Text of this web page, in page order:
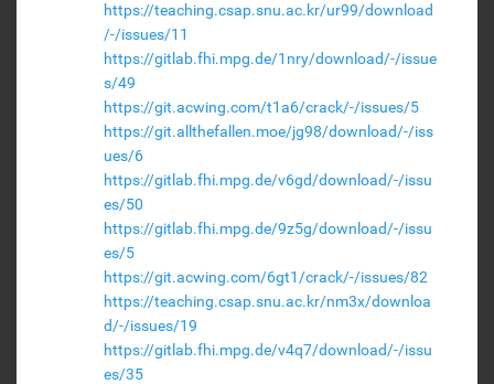
https://teaching.csap.snu.ac.kr/ur99/download
/-/issues/11
https://gitlab.fhi.mpg.de/1nry/download/-/issue
s/49
https://git.acwing.com/t1a6/crack/-/issues/5
https://git.allthefallen.moe/jg98/download/-/iss
ues/6
https://gitlab.fhi.mpg.de/v6gd/download/-/issu
es/50
https://gitlab.fhi.mpg.de/9z5g/download/-/issu
es/5
https://git.acwing.com/6gt1/crack/-/issues/82
https://teaching.csap.snu.ac.kr/nm3x/downloa
d/-/issues/19
https://gitlab.fhi.mpg.de/v4q7/download/-/issu
es/35